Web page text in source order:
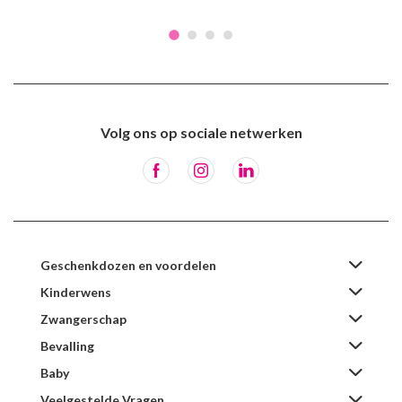
Volg ons op sociale netwerken
Geschenkdozen en voordelen
Kinderwens
Zwangerschap
Bevalling
Baby